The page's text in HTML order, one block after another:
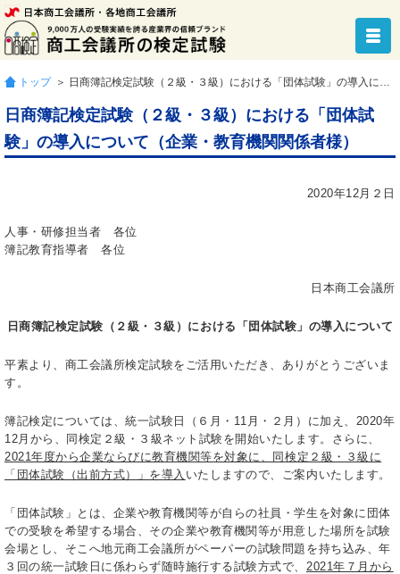
トップ ＞ 日商簿記検定試験（２級・３級）における「団体試験」の導入について（企業・教育機関関係者様）
日商簿記検定試験（２級・３級）における「団体試
験」の導入について（企業・教育機関関係者様）
2020年12月２日
人事・研修担当者 各位
簿記教育指導者 各位
日本商工会議所
日商簿記検定試験（２級・３級）における「団体試験」の導入について
平素より、商工会議所検定試験をご活用いただき、ありがとうございま
す。
簿記検定については、統一試験日（６月・11月・２月）に加え、2020年
12月から、同検定２級・３級ネット試験を開始いたします。さらに、
2021年度から企業ならびに教育機関等を対象に、同検定２級・３級に
「団体試験（出前方式）」を導入 いたしますので、ご案内いたします。
「団体試験」とは、企業や教育機関等が自らの社員・学生を対象に団体
での受験を希望する場合、その企業や教育機関等が用意した場所を試験
会場とし、そこへ地元商工会議所がペーパーの試験問題を持ち込み、年
３回の統一試験日に係わらず随時施行する試験方式で、2021年７月から